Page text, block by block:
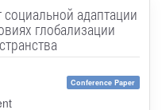
адаптации
глобализации
Conference Paper